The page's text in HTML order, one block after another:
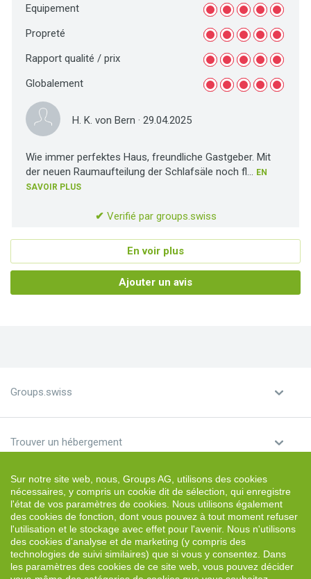
Equipement
Propreté
Rapport qualité / prix
Globalement
H. K. von Bern · 29.04.2025
Wie immer perfektes Haus, freundliche Gastgeber. Mit
der neuen Raumaufteilung der Schlafsäle noch fl... EN
SAVOIR PLUS
✔ Verifié par groups.swiss
En voir plus
Ajouter un avis
Groups.swiss
Trouver un hébergement
Louer un hébergement
Français
Sur notre site web, nous, Groups AG, utilisons des cookies
nécessaires, y compris un cookie dit de sélection, qui enregistre
l'état de vos paramètres de cookies. Nous utilisons également
des cookies de fonction, dont vous pouvez à tout moment refuser
l'utilisation et le stockage avec effet pour l'avenir. Nous n'utilisons
des cookies d'analyse et de marketing (y compris des
technologies de suivi similaires) que si vous y consentez. Dans
les paramètres des cookies de ce site web, vous pouvez décider